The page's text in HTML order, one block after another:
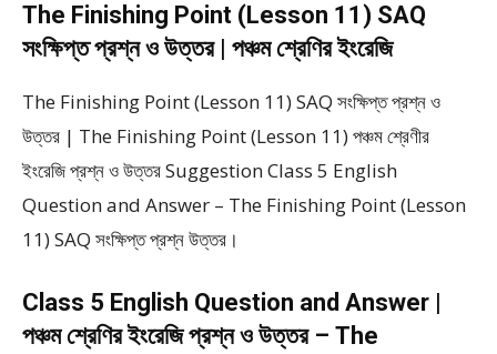
The Finishing Point (Lesson 11) SAQ
সংক্ষিপ্ত প্রশ্ন ও উত্তর | পঞ্চম শ্রেণির ইংরেজি
The Finishing Point (Lesson 11) SAQ সংক্ষিপ্ত প্রশ্ন ও
উত্তর | The Finishing Point (Lesson 11) পঞ্চম শ্রেণীর
ইংরেজি প্রশ্ন ও উত্তর Suggestion Class 5 English
Question and Answer – The Finishing Point (Lesson
11) SAQ সংক্ষিপ্ত প্রশ্ন উত্তর।
Class 5 English Question and Answer |
পঞ্চম শ্রেণির ইংরেজি প্রশ্ন ও উত্তর – The